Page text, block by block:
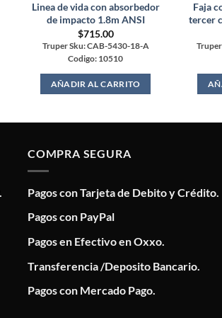
Linea de vida con absorbedor
de impacto 1.8m ANSI
$715.00
Truper Sku: CAB-5430-18-A
Codigo: 10510
AÑADIR AL CARRITO
Faja
tercer
COMPRA SEGURA
Pagos con Tarjeta de Debito y Crédito.
Pagos con PayPal
Pagos en Efectivo en Oxxo.
Transferencia /Deposito Bancario.
Pagos con Mercado Pago.